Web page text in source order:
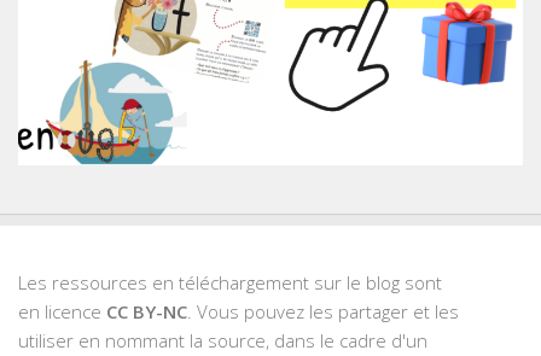
Les ressources en téléchargement sur le blog sont
en licence CC BY-NC. Vous pouvez les partager et les
utiliser en nommant la source, dans le cadre d'un